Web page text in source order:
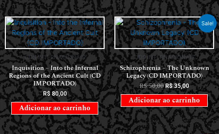
CDS INTERNACIONAIS
Inquisition – Into the Infernal
Regions of the Ancient Cult (CD
IMPORTADO)
R$80,00
Adicionar ao carrinho
Sale!
CDS INTERNACIONAIS
Schizophrenia – The Unknown
Legacy (CD IMPORTADO)
R$50,00 R$35,00
Adicionar ao carrinho